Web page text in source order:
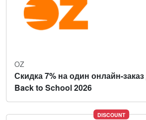
OZ
Скидка 7% на один онлайн-
Back to School 2026
DISCOUNT